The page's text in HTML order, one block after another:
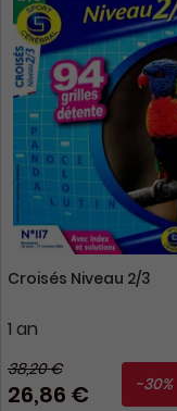
Croisés Niveau 2/3
1 an
38,20 €
26,86 € -30%